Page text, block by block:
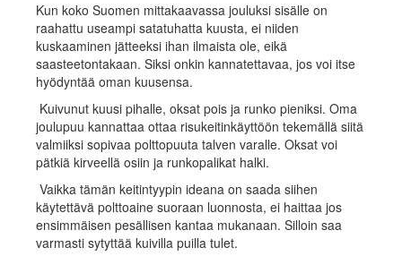
Kun koko Suomen mittakaavassa jouluksi sisälle on
raahattu useampi satatuhatta kuusta, ei niiden
kuskaaminen jätteeksi ihan ilmaista ole, eikä
saasteetontakaan. Siksi onkin kannatettavaa, jos voi itse
hyödyntää oman kuusensa.
Kuivunut kuusi pihalle, oksat pois ja runko pieniksi. Oma
joulupuu kannattaa ottaa risukeitinkäyttöön tekemällä siitä
valmiiksi sopivaa polttopuuta talven varalle. Oksat voi
pätkiä kirveellä osiin ja runkopalikat halki.
Vaikka tämän keitintyypin ideana on saada siihen
käytettävä polttoaine suoraan luonnosta, ei haittaa jos
ensimmäisen pesällisen kantaa mukanaan. Silloin saa
varmasti sytyttää kuivilla puilla tulet.